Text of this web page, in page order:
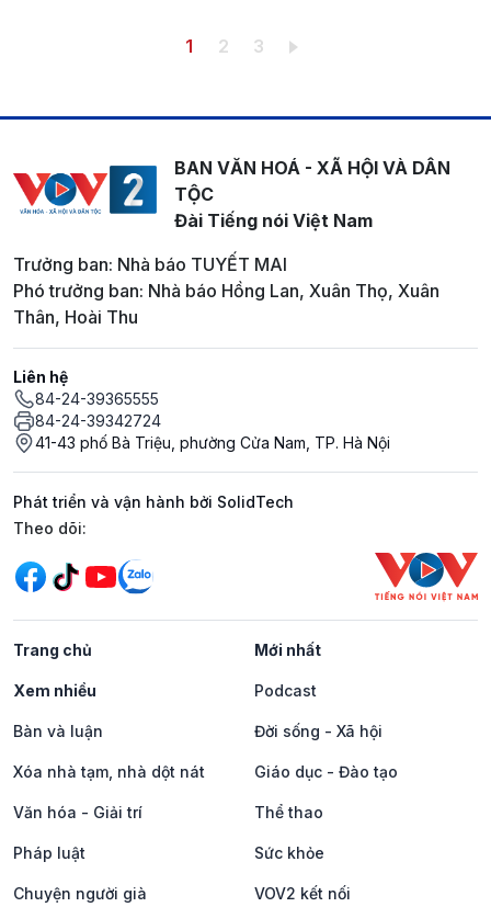
Trang hiện thời
1 Trang
2 Trang
3
BAN VĂN HOÁ - XÃ HỘI VÀ DÂN
TỘC
Đài Tiếng nói Việt Nam
Trưởng ban: Nhà báo TUYẾT MAI
Phó trưởng ban: Nhà báo Hồng Lan, Xuân Thọ, Xuân
Thân, Hoài Thu
Liên hệ
84-24-39365555
84-24-39342724
41-43 phố Bà Triệu, phường Cửa Nam, TP. Hà Nội
Phát triển và vận hành bởi SolidTech
Mạng xã hội
Theo dõi:
Trang chủ Mới nhất
Xem nhiều Podcast
Bàn và luận Đời sống - Xã hội
Xóa nhà tạm, nhà dột nát Giáo dục - Đào tạo
Văn hóa - Giải trí Thể thao
Pháp luật Sức khỏe
Chuyện người già VOV2 kết nối